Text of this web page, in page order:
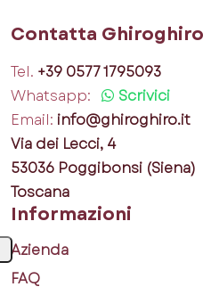
Contatta Ghiroghiro
Tel. +39 0577 1795093
Whatsapp:
Scrivici
Email: info@ghiroghiro.it
Via dei Lecci, 4
53036 Poggibonsi (Siena)
Toscana
Informazioni
Azienda
FAQ